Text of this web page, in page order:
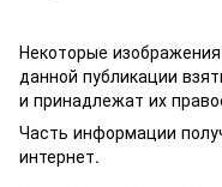
Некоторые
данной публикации
и принадлежат их
Часть информации
интернет.